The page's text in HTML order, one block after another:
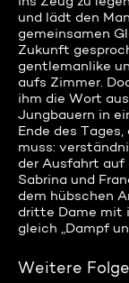
und lädt den
gemeinsamen
Zukunft
gentlemanlike
aufs Zimmer.
ihm die Wort
Jungbauern in
Ende des
muss:
der Ausfahrt auf
Sabrina und
dem hübschen
dritte Dame mit
gleich „Dampf
Weitere